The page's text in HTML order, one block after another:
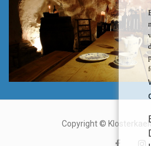
Copyright ©